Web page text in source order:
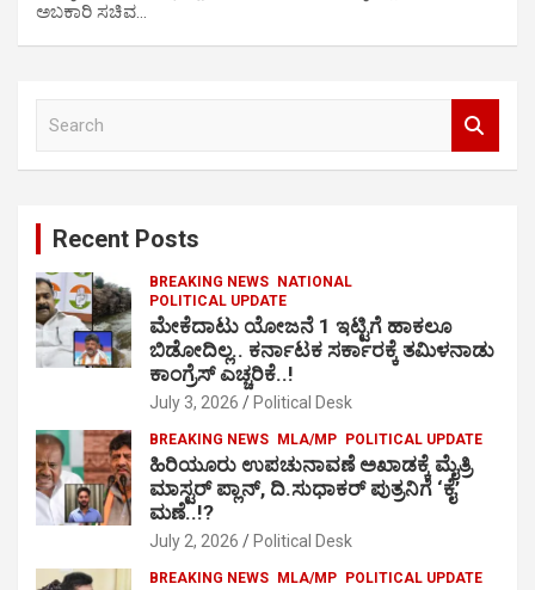
ಅಬಕಾರಿ ಸಚಿವ…
Recent Posts
BREAKING NEWS
NATIONAL
POLITICAL UPDATE
ಮೇಕೆದಾಟು ಯೋಜನೆ 1 ಇಟ್ಟಿಗೆ ಹಾಕಲೂ
ಬಿಡೋದಿಲ್ಲ.. ಕರ್ನಾಟಕ ಸರ್ಕಾರಕ್ಕೆ ತಮಿಳನಾಡು
ಕಾಂಗ್ರೆಸ್ ಎಚ್ಚರಿಕೆ..!
July 3, 2026 Political Desk
BREAKING NEWS MLA/MP POLITICAL UPDATE
ಹಿರಿಯೂರು ಉಪಚುನಾವಣೆ ಅಖಾಡಕ್ಕೆ ಮೈತ್ರಿ
ಮಾಸ್ಟರ್ ಪ್ಲಾನ್, ದಿ.ಸುಧಾಕರ್ ಪುತ್ರನಿಗೆ ‘ಕೈ’
ಮಣೆ..!?
July 2, 2026 Political Desk
BREAKING NEWS MLA/MP POLITICAL UPDATE